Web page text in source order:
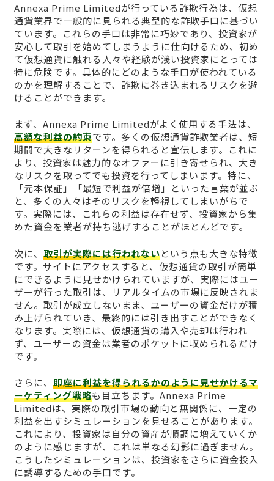
Annexa Prime Limitedが行っている詐欺行為は、仮想
通貨業界で一般的に見られる典型的な詐欺手口に基づい
ています。これらの手口は非常に巧妙であり、投資家が
安心して取引を始めてしまうように仕向けるため、初め
て仮想通貨に触れる人々や経験が浅い投資家にとっては
特に危険です。具体的にどのような手口が使われている
のかを理解することで、詐欺に巻き込まれるリスクを避
けることができます。
まず、Annexa Prime Limitedがよく使用する手法は、
高額な利益の約束です。多くの仮想通貨詐欺業者は、短
期間で大きなリターンを得られると宣伝します。これに
より、投資家は魅力的なオファーに引き寄せられ、大き
なリスクを取ってでも投資を行ってしまいます。特に、
「元本保証」「最短で利益が倍増」といった言葉が並ぶ
と、多くの人々はそのリスクを軽視してしまいがちで
す。実際には、これらの利益は存在せず、投資家から集
めた資金を業者が持ち逃げすることがほとんどです。
次に、 取引が実際には行われないという点も大きな特徴
です。サイトにアクセスすると、仮想通貨の取引が簡単
にできるように見せかけられていますが、実際にはユー
ザーが行った取引は、リアルタイムの市場に反映されま
せん。取引が成立しないまま、ユーザーの資金だけが積
み上げられていき、最終的には引き出すことができなく
なります。実際には、仮想通貨の購入や売却は行われ
ず、ユーザーの資金は業者のポケットに収められるだけ
です。
さらに、 即座に利益を得られるかのように見せかけるマ
ーケティング戦略も目立ちます。Annexa Prime
Limitedは、実際の取引市場の動向と無関係に、一定の
利益を出すシミュレーションを見せることがあります。
これにより、投資家は自分の資産が順調に増えていくか
のように感じますが、これは単なる幻影に過ぎません。
こうしたシミュレーションは、投資家をさらに資金投入
に誘導するための手口です。